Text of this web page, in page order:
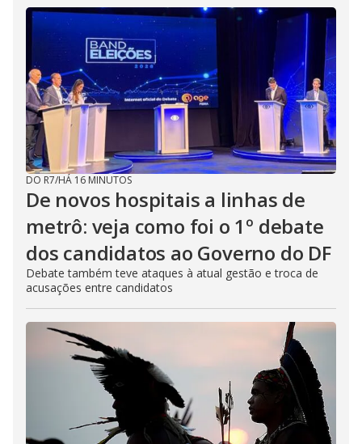
DO R7/HÁ 16 MINUTOS
De novos hospitais a linhas de
metrô: veja como foi o 1º debate
dos candidatos ao Governo do DF
Debate também teve ataques à atual gestão e troca de
acusações entre candidatos